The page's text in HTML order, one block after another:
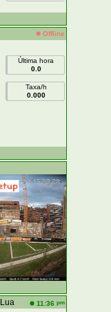
Offline
Última hora
0.0
Taxa/h
0.000
11:36 pm